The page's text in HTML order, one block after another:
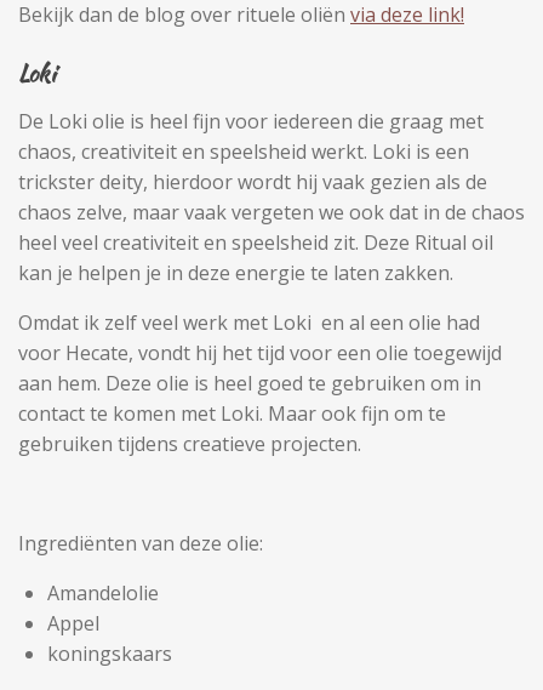
Bekijk dan de blog over rituele oliën via deze link!
Loki
De Loki olie is heel fijn voor iedereen die graag met
chaos, creativiteit en speelsheid werkt. Loki is een
trickster deity, hierdoor wordt hij vaak gezien als de
chaos zelve, maar vaak vergeten we ook dat in de chaos
heel veel creativiteit en speelsheid zit. Deze Ritual oil
kan je helpen je in deze energie te laten zakken.
Omdat ik zelf veel werk met Loki en al een olie had
voor Hecate, vondt hij het tijd voor een olie toegewijd
aan hem. Deze olie is heel goed te gebruiken om in
contact te komen met Loki. Maar ook fijn om te
gebruiken tijdens creatieve projecten.
Ingrediënten van deze olie:
Amandelolie
Appel
koningskaars